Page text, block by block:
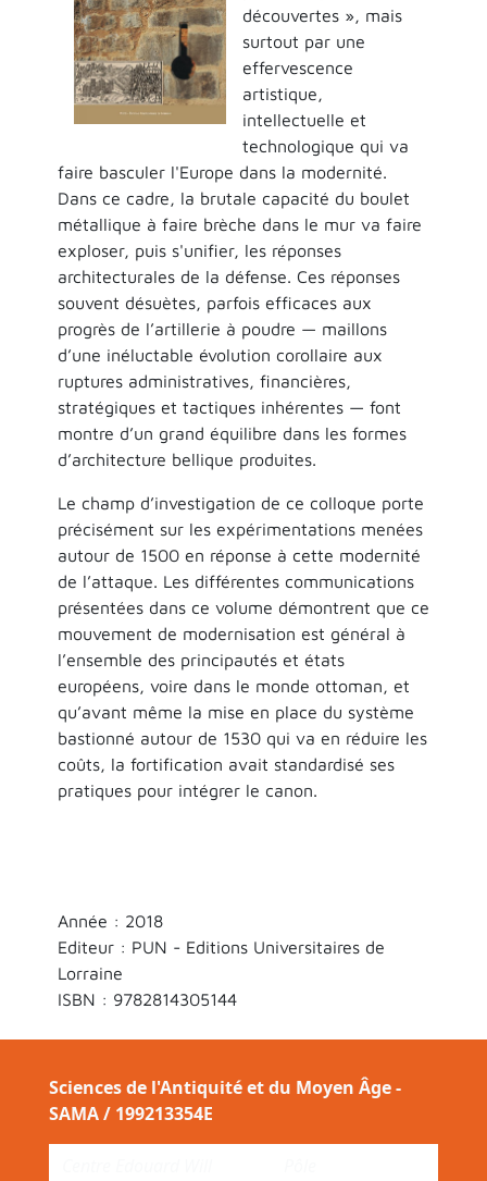
découvertes », mais
surtout par une
effervescence
artistique,
intellectuelle et
technologique qui va
faire basculer l'Europe dans la modernité.
Dans ce cadre, la brutale capacité du boulet
métallique à faire brèche dans le mur va faire
exploser, puis s'unifier, les réponses
architecturales de la défense. Ces réponses
souvent désuètes, parfois efficaces aux
progrès de l’artillerie à poudre — maillons
d’une inéluctable évolution corollaire aux
ruptures administratives, financières,
stratégiques et tactiques inhérentes — font
montre d’un grand équilibre dans les formes
d’architecture bellique produites.
Le champ d’investigation de ce colloque porte
précisément sur les expérimentations menées
autour de 1500 en réponse à cette modernité
de l’attaque. Les différentes communications
présentées dans ce volume démontrent que ce
mouvement de modernisation est général à
l’ensemble des principautés et états
européens, voire dans le monde ottoman, et
qu’avant même la mise en place du système
bastionné autour de 1530 qui va en réduire les
coûts, la fortification avait standardisé ses
pratiques pour intégrer le canon.
Année : 2018
Editeur : PUN - Editions Universitaires de
Lorraine
ISBN : 9782814305144
Sciences de l'Antiquité et du Moyen Âge -
SAMA / 199213354E